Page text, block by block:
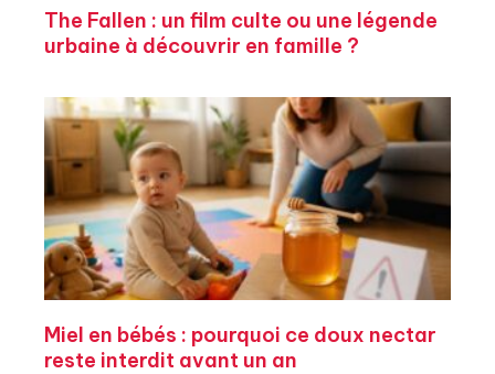
The Fallen : un film culte ou une légende
urbaine à découvrir en famille ?
Miel en bébés : pourquoi ce doux nectar
reste interdit avant un an